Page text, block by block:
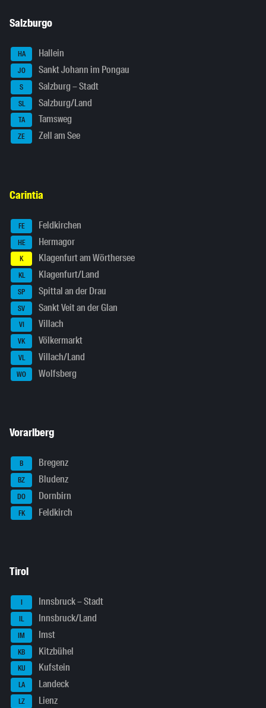
Salzburgo
HA Hallein
JO Sankt Johann im Pongau
S Salzburg – Stadt
SL Salzburg/Land
TA Tamsweg
ZE Zell am See
Carintia
FE Feldkirchen
HE Hermagor
K Klagenfurt am Wörthersee
KL Klagenfurt/Land
SP Spittal an der Drau
SV Sankt Veit an der Glan
VI Villach
VK Völkermarkt
VL Villach/Land
WO Wolfsberg
Vorarlberg
B Bregenz
BZ Bludenz
DO Dornbirn
FK Feldkirch
Tirol
I Innsbruck – Stadt
IL Innsbruck/Land
IM Imst
KB Kitzbühel
KU Kufstein
LA Landeck
LZ Lienz